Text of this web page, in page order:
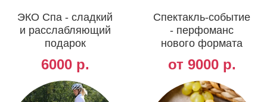
ЭКО Спа - сладкий
и расслабляющий
подарок
6000 р.
Спектакль-событие
- перфоманс
нового формата
от 9000 р.